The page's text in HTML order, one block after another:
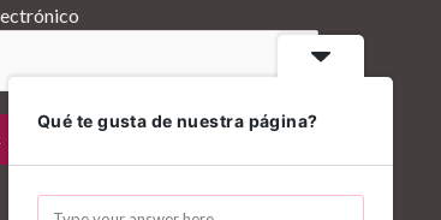
Qué te gusta de nuestra página?